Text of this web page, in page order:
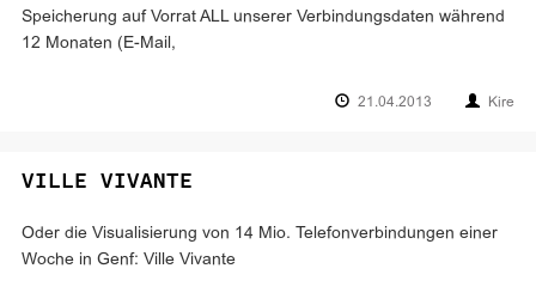
Speicherung auf Vorrat ALL unserer Verbindungsdaten während
12 Monaten (E-Mail,
21.04.2013 Kire
VILLE VIVANTE
Oder die Visualisierung von 14 Mio. Telefonverbindungen einer
Woche in Genf: Ville Vivante